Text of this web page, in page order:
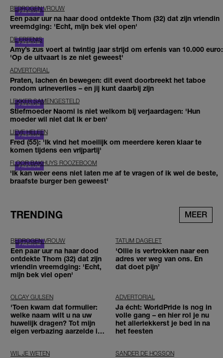
BEDROGEN VROUW
Een paar uur na haar dood ontdekte Thom (32) dat zijn vriendin
vreemdging: 'Echt, mijn bek viel open'
DE ERFENIS
Amy’s zus voert al twintig jaar strijd om erfenis van 10.000 euro:
'Op de uitvaart is ze niet geweest'
ADVERTORIAL
Praten, lachen én bewegen: dit event doorbreekt het taboe
rondom urineverlies – en jij kunt daarbij zijn
LEKKER SAMENGESTELD
Stiefmoeder Naomi is niet welkom bij verjaardagen: 'Hun
moeder wil niet dat ik er ben'
LIEVE HELEEN
Fred (55): 'Ik vind het moeilijk om meerdere keren klaar te
komen tijdens een vrijpartij'
FLOOR BAKHUYS ROOZEBOOM
'Ik kan weer eens niet laten me af te vragen of ik wel de beste,
braafste burger ben geweest'
TRENDING MEER
BEDROGEN VROUW
Een paar uur na haar dood
ontdekte Thom (32) dat zijn
vriendin vreemdging: 'Echt,
mijn bek viel open'
TATUM DAGELET
'Ollie is vertrokken naar een
adres ver weg van ons. En
dat doet pijn’
OLCAY GULSEN
'Toen kwam dat formulier:
welke naam wilt u na uw
huwelijk dragen? Tot mijn
eigen verbazing aarzelde ik
ADVERTORIAL
Ja écht: WorldPride is nog in
volle gang – en hier rol je nu
het allerlekkerst je bed in na
het feesten
WIL JE WETEN SANDER DE HOSSON